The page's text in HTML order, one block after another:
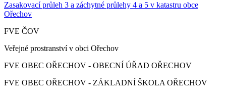
Zasakovací průleh 3 a záchytné průlehy 4 a 5 v katastru obce
Ořechov
FVE ČOV
Veřejné prostranství v obci Ořechov
FVE OBEC OŘECHOV - OBECNÍ ÚŘAD OŘECHOV
FVE OBEC OŘECHOV - ZÁKLADNÍ ŠKOLA OŘECHOV